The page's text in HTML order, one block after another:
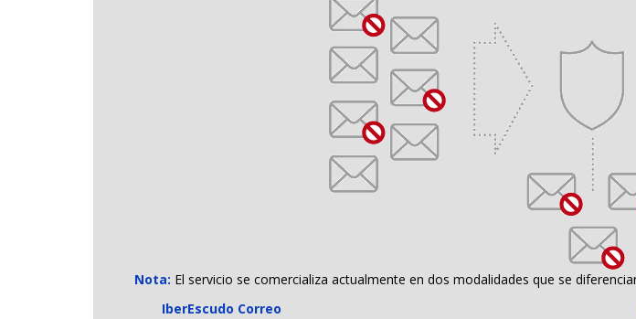
Nota: El servicio se comercializa actualmente en dos modalidades que se
IberEscudo Correo